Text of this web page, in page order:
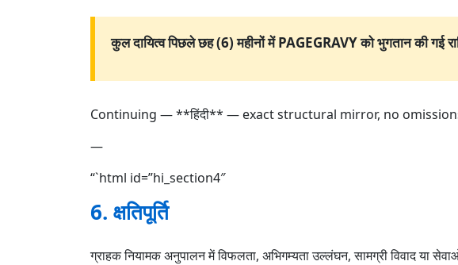
कुल दायित्व पिछले छह (6) महीनों में PAGEGRAVY को भुगतान की गई
Continuing — **हिंदी** — exact structural mirror, no
—
“`html id=”hi_section4″
6. क्षतिपूर्ति
ग्राहक नियामक अनुपालन में विफलता, अभिगम्यता उल्लंघन, सामग्री विवाद या